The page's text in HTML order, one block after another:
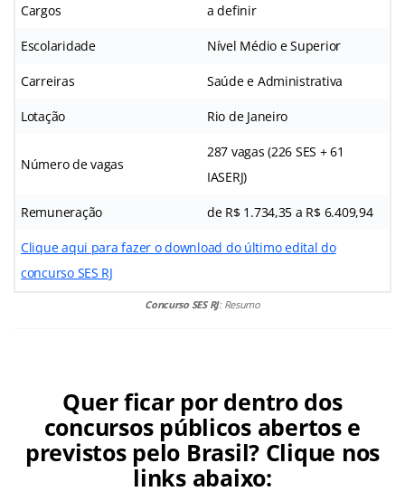
Cargos a definir
Escolaridade Nível Médio e Superior
Carreiras Saúde e Administrativa
Lotação Rio de Janeiro
Número de vagas
287 vagas (226 SES + 61
IASERJ)
Remuneração de R$ 1.734,35 a R$ 6.409,94
Clique aqui para fazer o download do último edital do
concurso SES RJ
Concurso SES RJ: Resumo
Quer ficar por dentro dos
concursos públicos abertos e
previstos pelo Brasil? Clique nos
links abaixo: